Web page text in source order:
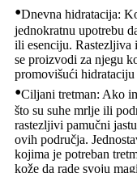
•Dnevna hidratacija:
jednokratnu upotrebu
ili esenciju. Rastezljiva
se proizvodi za njegu
promovišući hidrataciju
•Ciljani tretman: Ako
što su suhe mrlje ili
rastezljivi pamučni
ovih područja.
kojima je potreban
kože da rade svoju